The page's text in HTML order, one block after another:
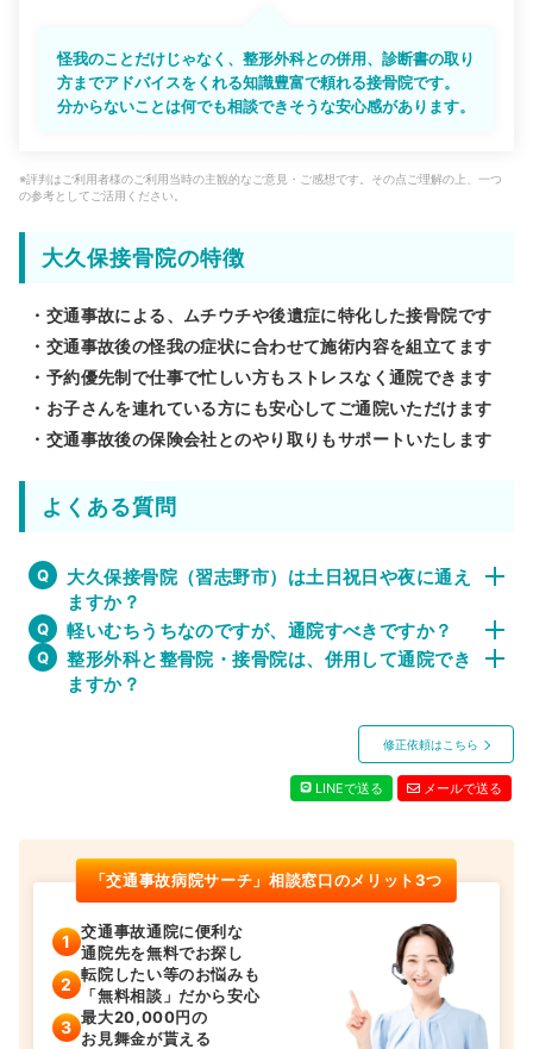
怪我のことだけじゃなく、整形外科との併用、診断書の取り
方までアドバイスをくれる知識豊富で頼れる接骨院です。
分からないことは何でも相談できそうな安心感があります。
※評判はご利用者様のご利用当時の主観的なご意見・ご感想です。その点ご理解の上、一つ
の参考としてご活用ください。
大久保接骨院の特徴
・交通事故による、ムチウチや後遺症に特化した接骨院です
・交通事故後の怪我の症状に合わせて施術内容を組立てます
・予約優先制で仕事で忙しい方もストレスなく通院できます
・お子さんを連れている方にも安心してご通院いただけます
・交通事故後の保険会社とのやり取りもサポートいたします
よくある質問
大久保接骨院（習志野市）は土日祝日や夜に通え
ますか？
軽いむちうちなのですが、通院すべきですか？
整形外科と整骨院・接骨院は、併用して通院でき
ますか？
修正依頼はこちら
LINEで送る メールで送る
「交通事故病院サーチ」相談窓口のメリット3つ
交通事故通院に便利な
通院先を無料でお探し
転院したい等のお悩みも
「無料相談」だから安心
最大20,000円の
お見舞金が貰える